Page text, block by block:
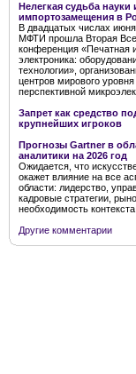
Нелегкая судьба науки
импортозамещения в
В двадцатых числах июня
МФТИ прошла Вторая
конференция «Печатная
электроника:
технологии»,
центров мирового
перспективной
Запрет как средство
крупнейших игроков
Прогнозы Gartner в
аналитики на 2026 год
Ожидается, что
окажет влияние на все
области: лидерство,
кадровые стратегии,
необходимость контекста
Другие комментарии